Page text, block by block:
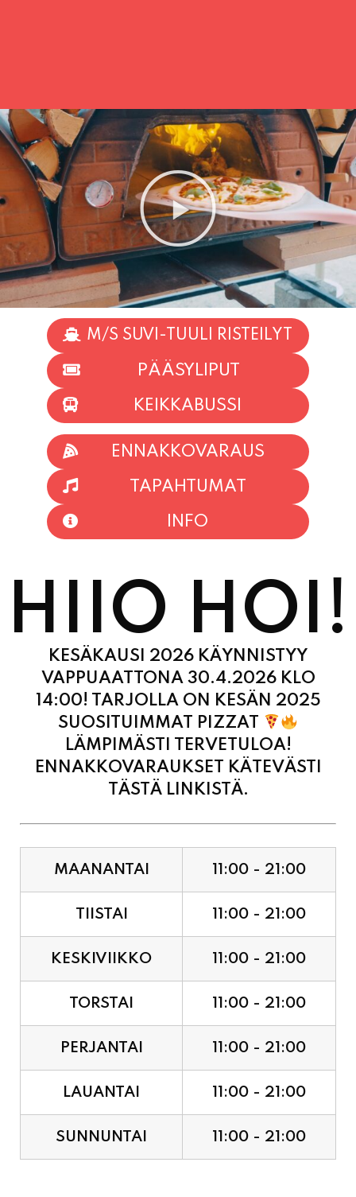
M/S SUVI-TUULI RISTEILYT
PÄÄSYLIPUT
KEIKKABUSSI
ENNAKKOVARAUS
TAPAHTUMAT
INFO
HIIO HOI!
KESÄKAUSI 2026 KÄYNNISTYY
VAPPUAATTONA 30.4.2026 KLO
14:00! TARJOLLA ON KESÄN 2025
SUOSITUIMMAT PIZZAT
LÄMPIMÄSTI TERVETULOA!
ENNAKKOVARAUKSET KÄTEVÄSTI
TÄSTÄ LINKISTÄ.
MAANANTAI 11:00 - 21:00
TIISTAI 11:00 - 21:00
KESKIVIIKKO 11:00 - 21:00
TORSTAI 11:00 - 21:00
PERJANTAI 11:00 - 21:00
LAUANTAI 11:00 - 21:00
SUNNUNTAI 11:00 - 21:00